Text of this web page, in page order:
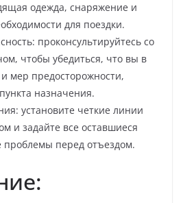
одежда, снаряжение и
для поездки.
проконсультируйтесь со
чтобы убедиться, что вы в
мер предосторожности,
назначения.
установите четкие линии
и задайте все оставшиеся
перед отъездом.